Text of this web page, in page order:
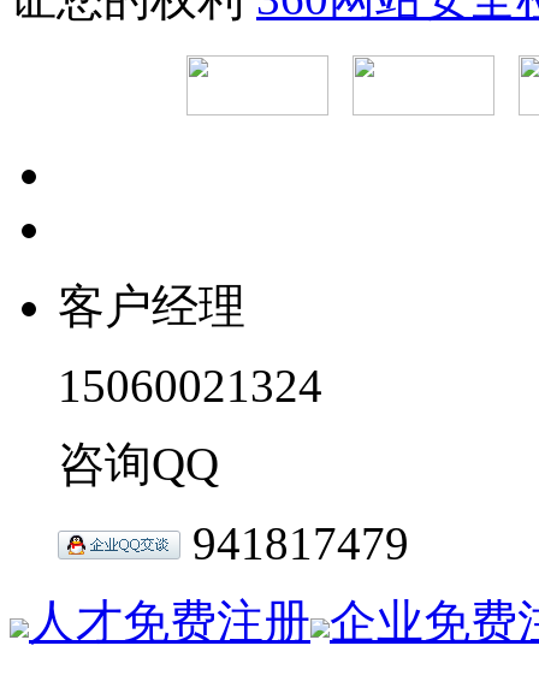
客户经理
15060021324
咨询QQ
941817479
人才免费注册 企业免费